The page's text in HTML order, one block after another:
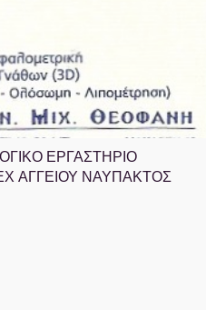
ΕΡΓΑΣΤΗΡΙΟ
ΑΓΓΕΙΟΥ ΝΑΥΠΑΚΤΟΣ